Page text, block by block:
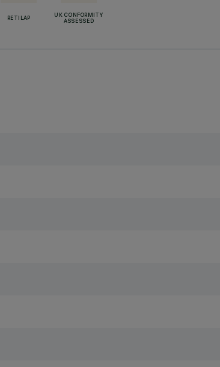
RETILAP
UK CONFORMITY
ASSESSED